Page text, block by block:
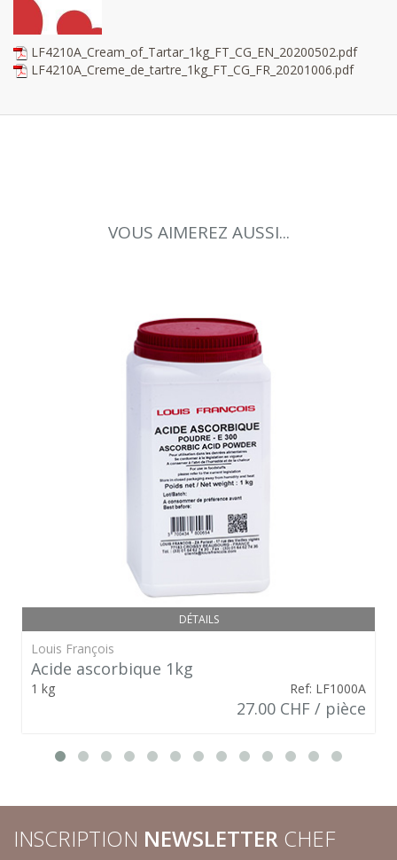
LF4210A_Cream_of_Tartar_1kg_FT_CG_EN_20200502.pdf
LF4210A_Creme_de_tartre_1kg_FT_CG_FR_20201006.pdf
VOUS AIMEREZ AUSSI...
DÉTAILS
Louis François
Acide ascorbique 1kg
1 kg Ref: LF1000A
27.00 CHF / pièce
INSCRIPTION NEWSLETTER CHEF